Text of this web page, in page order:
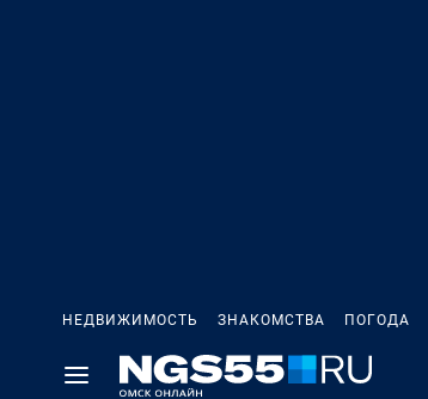
НЕДВИЖИМОСТЬ ЗНАКОМСТВА ПОГОДА